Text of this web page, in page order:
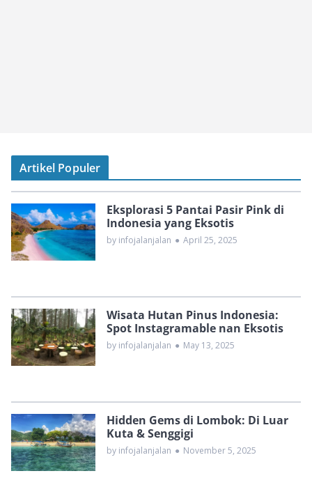
Artikel Populer
Eksplorasi 5 Pantai Pasir Pink di
Indonesia yang Eksotis
by infojalanjalan ● April 25, 2025
Wisata Hutan Pinus Indonesia:
Spot Instagramable nan Eksotis
by infojalanjalan ● May 13, 2025
Hidden Gems di Lombok: Di Luar
Kuta & Senggigi
by infojalanjalan ● November 5, 2025